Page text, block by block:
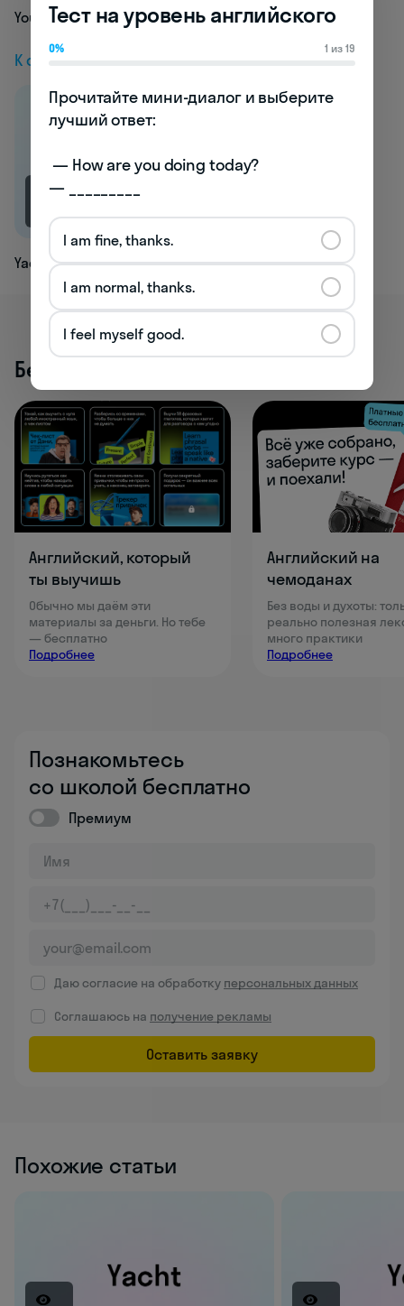
Young
К следующей статье
Yacht
Бесплатные активности
Английский, который
ты выучишь
Обычно мы даём эти
материалы за деньги. Но тебе
— бесплатно
Подробнее
Английский на
чемоданах
Без воды и духоты:
реально полезная
много практики
Подробнее
Познакомьтесь
со школой бесплатно
Премиум
Даю согласие на обработку персональных данных
Соглашаюсь на получение рекламы
Оставить заявку
Похожие статьи
Тест на уровень английского
0% 1 из 19
Прочитайте мини-диалог и выберите
лучший ответ:
— _________
I am fine, thanks.
I am normal, thanks.
I feel myself good.